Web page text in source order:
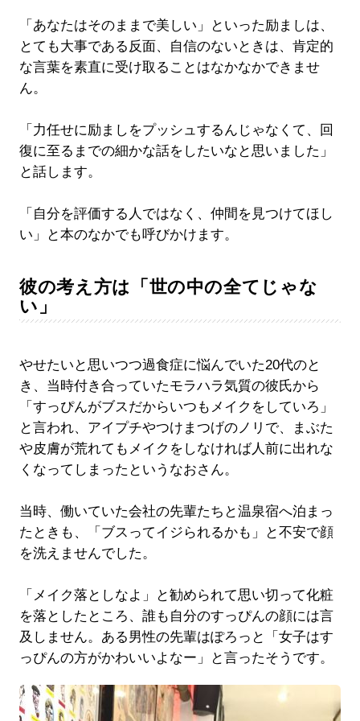
「あなたはそのままで美しい」といった励ましは、
とても大事である反面、自信のないときは、肯定的
な言葉を素直に受け取ることはなかなかできませ
ん。
「力任せに励ましをプッシュするんじゃなくて、回
復に至るまでの細かな話をしたいなと思いました」
と話します。
「自分を評価する人ではなく、仲間を見つけてほし
い」と本のなかでも呼びかけます。
彼の考え方は「世の中の全てじゃな
い」
やせたいと思いつつ過食症に悩んでいた20代のと
き、当時付き合っていたモラハラ気質の彼氏から
「すっぴんがブスだからいつもメイクをしていろ」
と言われ、アイプチやつけまつげのノリで、まぶた
や皮膚が荒れてもメイクをしなければ人前に出れな
くなってしまったというなおさん。
当時、働いていた会社の先輩たちと温泉宿へ泊まっ
たときも、「ブスってイジられるかも」と不安で顔
を洗えませんでした。
「メイク落としなよ」と勧められて思い切って化粧
を落としたところ、誰も自分のすっぴんの顔には言
及しません。ある男性の先輩はぽろっと「女子はす
っぴんの方がかわいいよなー」と言ったそうです。